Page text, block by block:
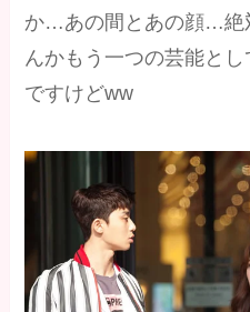
か…あの間とあの顔…絶
んかもう一つの芸能と
ですけどww